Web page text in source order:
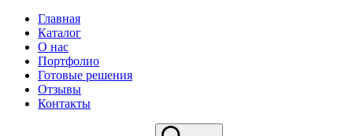
Главная
Каталог
О нас
Портфолио
Готовые решения
Отзывы
Контакты